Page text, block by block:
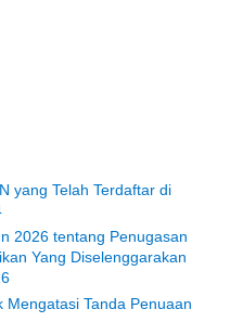
yang Telah Terdaftar di
2026 tentang Penugasan
Yang Diselenggarakan
Tanda Penuaan